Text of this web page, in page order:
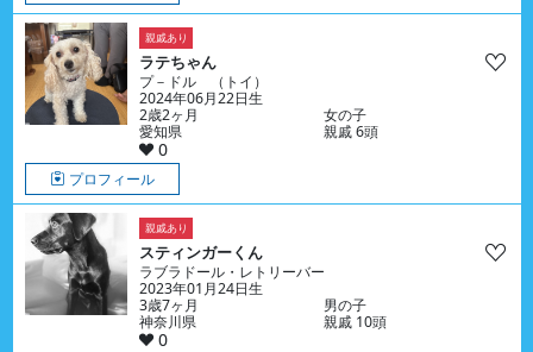
親戚あり
ラテちゃん
プ－ドル （トイ）
2024年06月22日生
2歳2ヶ月
女の子
愛知県
親戚 6頭
0
プロフィール
親戚あり
スティンガーくん
ラブラドール・レトリーバー
2023年01月24日生
3歳7ヶ月
男の子
神奈川県
親戚 10頭
0